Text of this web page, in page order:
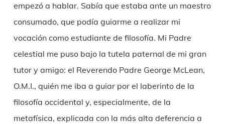
empezó a hablar. Sabía que estaba ante un maestro
consumado, que podía guiarme a realizar mi
vocación como estudiante de filosofía. Mi Padre
celestial me puso bajo la tutela paternal de mi gran
tutor y amigo: el Reverendo Padre George McLean,
O.M.I., quién me iba a guiar por el laberinto de la
filosofía occidental y, especialmente, de la
metafísica, explicada con la más alta deferencia a